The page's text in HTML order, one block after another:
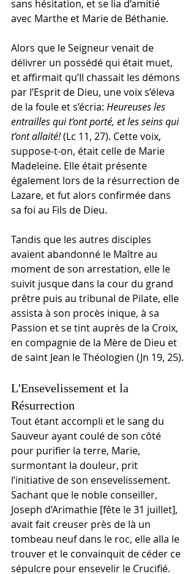
sans hésitation, et se lia d’amitié
avec Marthe et Marie de Béthanie.
Alors que le Seigneur venait de
délivrer un possédé qui était muet,
et affirmait qu’Il chassait les démons
par l’Esprit de Dieu, une voix s’éleva
de la foule et s’écria: Heureuses les
entrailles qui t’ont porté, et les seins qui
t’ont allaité! (Lc 11, 27). Cette voix,
suppose-t-on, était celle de Marie
Madeleine. Elle était présente
également lors de la résurrection de
Lazare, et fut alors confirmée dans
sa foi au Fils de Dieu.
Tandis que les autres disciples
avaient abandonné le Maître au
moment de son arrestation, elle le
suivit jusque dans la cour du grand
prêtre puis au tribunal de Pilate, elle
assista à son procès inique, à sa
Passion et se tint auprès de la Croix,
en compagnie de la Mère de Dieu et
de saint Jean le Théologien (Jn 19, 25).
L'Ensevelissement et la
Résurrection
Tout étant accompli et le sang du
Sauveur ayant coulé de son côté
pour purifier la terre, Marie,
surmontant la douleur, prit
l’initiative de son ensevelissement.
Sachant que le noble conseiller,
Joseph d’Arimathie [fête le 31 juillet],
avait fait creuser près de là un
tombeau neuf dans le roc, elle alla le
trouver et le convainquit de céder ce
sépulcre pour ensevelir le Crucifié.